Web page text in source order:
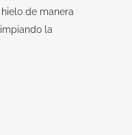
de manera
la